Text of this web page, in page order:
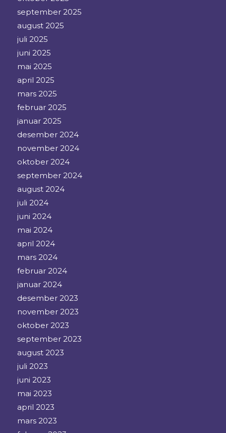
september 2025
august 2025
juli 2025
juni 2025
mai 2025
april 2025
mars 2025
februar 2025
januar 2025
desember 2024
november 2024
oktober 2024
september 2024
august 2024
juli 2024
juni 2024
mai 2024
april 2024
mars 2024
februar 2024
januar 2024
desember 2023
november 2023
oktober 2023
september 2023
august 2023
juli 2023
juni 2023
mai 2023
april 2023
mars 2023